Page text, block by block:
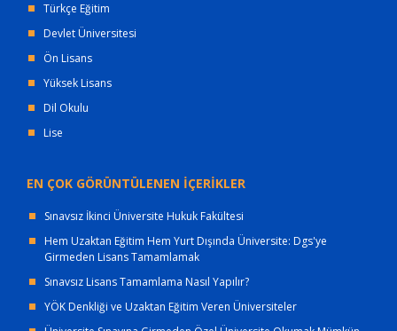
Türkçe Eğitim
Devlet Üniversitesi
Ön Lisans
Yüksek Lisans
Dil Okulu
Lise
EN ÇOK GÖRÜNTÜLENEN İÇERİKLER
Sınavsız İkinci Üniversite Hukuk Fakültesi
Hem Uzaktan Eğitim Hem Yurt Dışında Üniversite: Dgs'ye
Girmeden Lisans Tamamlamak
Sınavsız Lisans Tamamlama Nasıl Yapılır?
YÖK Denkliği ve Uzaktan Eğitim Veren Üniversiteler